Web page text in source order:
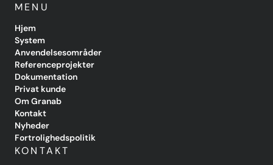
MENU
Hjem
System
Anvendelsesområder
Referenceprojekter
Dokumentation
Privat kunde
Om Granab
Kontakt
Nyheder
Fortrolighedspolitik
KONTAKT